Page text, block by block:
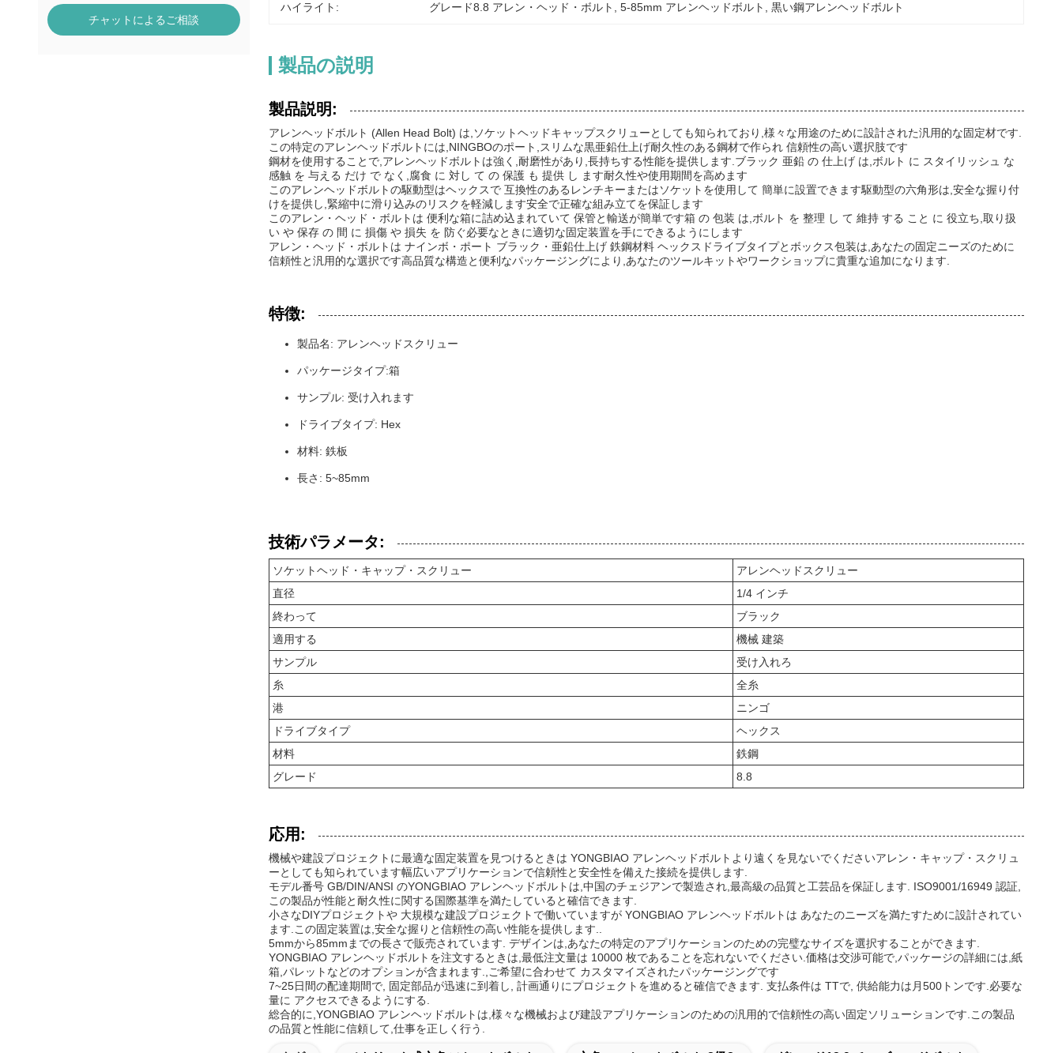
チャットによるご相談
ハイライト: グレード8.8 アレン・ヘッド・ボルト , 5-85mm アレンヘッドボルト , 黒い鋼アレンヘッドボルト
製品の説明
製品説明:
アレンヘッドボルト (Allen Head Bolt) は,ソケットヘッドキャップスクリューとしても知られており,様々な用途のために設計された汎用的な固定材です.
この特定のアレンヘッドボルトには,NINGBOのポート,スリムな黒亜鉛仕上げ耐久性のある鋼材で作られ 信頼性の高い選択肢です
鋼材を使用することで,アレンヘッドボルトは強く,耐磨性があり,長持ちする性能を提供します.ブラック 亜鉛 の 仕上げ は,ボルト に スタイリッシュ な
感触 を 与える だけ で なく,腐食 に 対し て の 保護 も 提供 し ます耐久性や使用期間を高めます
このアレンヘッドボルトの駆動型はヘックスで 互換性のあるレンチキーまたはソケットを使用して 簡単に設置できます駆動型の六角形は,安全な握り付
けを提供し,緊縮中に滑り込みのリスクを軽減します安全で正確な組み立てを保証します
このアレン・ヘッド・ボルトは 便利な箱に詰め込まれていて 保管と輸送が簡単です箱 の 包装 は,ボルト を 整理 し て 維持 する こと に 役立ち,取り扱
い や 保存 の 間 に 損傷 や 損失 を 防ぐ必要なときに適切な固定装置を手にできるようにします
アレン・ヘッド・ボルトは ナインボ・ポート ブラック・亜鉛仕上げ 鉄鋼材料 ヘックスドライブタイプとボックス包装は,あなたの固定ニーズのために
信頼性と汎用的な選択です高品質な構造と便利なパッケージングにより,あなたのツールキットやワークショップに貴重な追加になります.
特徴:
製品名: アレンヘッドスクリュー
パッケージタイプ:箱
サンプル: 受け入れます
ドライブタイプ: Hex
材料: 鉄板
長さ: 5~85mm
技術パラメータ:
ソケットヘッド・キャップ・スクリュー
アレンヘッドスクリュー
直径
1/4 インチ
終わって
ブラック
適用する
機械 建築
サンプル
受け入れろ
糸
全糸
港
ニンゴ
ドライブタイプ
ヘックス
材料
鉄鋼
グレード
8.8
応用:
機械や建設プロジェクトに最適な固定装置を見つけるときは YONGBIAO アレンヘッドボルトより遠くを見ないでくださいアレン・キャップ・スクリュ
ーとしても知られています幅広いアプリケーションで信頼性と安全性を備えた接続を提供します.
モデル番号 GB/DIN/ANSI のYONGBIAO アレンヘッドボルトは,中国のチェジアンで製造され,最高級の品質と工芸品を保証します. ISO9001/16949 認証,
この製品が性能と耐久性に関する国際基準を満たしていると確信できます.
小さなDIYプロジェクトや 大規模な建設プロジェクトで働いていますが YONGBIAO アレンヘッドボルトは あなたのニーズを満たすために設計されてい
ます.この固定装置は,安全な握りと信頼性の高い性能を提供します..
5mmから85mmまでの長さで販売されています. デザインは,あなたの特定のアプリケーションのための完璧なサイズを選択することができます.
YONGBIAO アレンヘッドボルトを注文するときは,最低注文量は 10000 枚であることを忘れないでください.価格は交渉可能で,パッケージの詳細には,紙
箱,パレットなどのオプションが含まれます.,ご希望に合わせて カスタマイズされたパッケージングです
7~25日間の配達期間で, 固定部品が迅速に到着し, 計画通りにプロジェクトを進めると確信できます. 支払条件は TTで, 供給能力は月500トンです.必要な
量に アクセスできるようにする.
総合的に,YONGBIAO アレンヘッドボルトは,様々な機械および建設アプリケーションのための汎用的で信頼性の高い固定ソリューションです.この製品
の品質と性能に信頼して,仕事を正しく行う.